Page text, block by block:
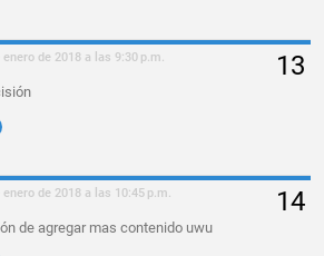
enero de 2018 a las 9:30 p.m.
enero de 2018 a las 10:45 p.m.
de agregar mas contenido uwu